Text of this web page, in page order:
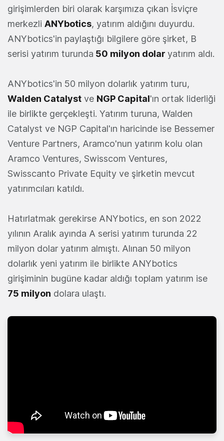
girişimlerden biri olarak karşımıza çıkan İsviçre
merkezli ANYbotics, yatırım aldığını duyurdu.
ANYbotics'in paylaştığı bilgilere göre şirket, B
serisi yatırım turunda 50 milyon dolar yatırım aldı.
ANYbotics'in 50 milyon dolarlık yatırım turu,
Walden Catalyst ve NGP Capital'ın ortak liderliği
ile birlikte gerçekleşti. Yatırım turuna, Walden
Catalyst ve NGP Capital'ın haricinde ise Bessemer
Venture Partners, Aramco'nun yatırım kolu olan
Aramco Ventures, Swisscom Ventures,
Swisscanto Private Equity ve şirketin mevcut
yatırımcıları katıldı.
Hatırlatmak gerekirse ANYbotics, en son 2022
yılının Aralık ayında A serisi yatırım turunda 22
milyon dolar yatırım almıştı. Alınan 50 milyon
dolarlık yeni yatırım ile birlikte ANYbotics
girişiminin bugüne kadar aldığı toplam yatırım ise
75 milyon dolara ulaştı.